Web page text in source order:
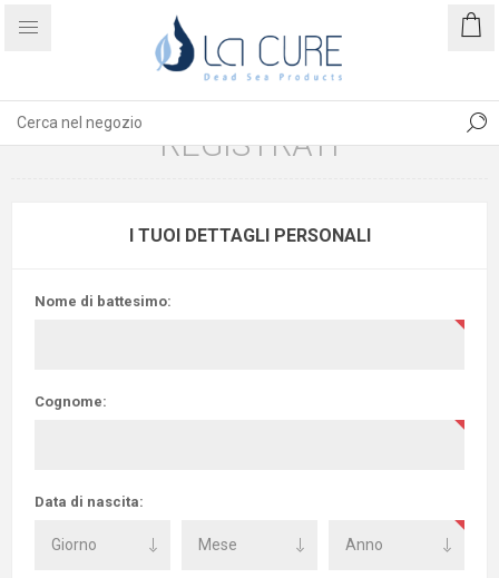
REGISTRATI
I TUOI DETTAGLI PERSONALI
Nome di battesimo:
Cognome:
Data di nascita: